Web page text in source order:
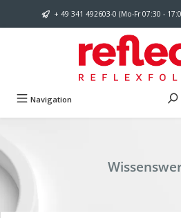
Zum Hauptinhalt springen
+ 49 341 492603-0 (Mo-Fr 07:30 -
Navigation